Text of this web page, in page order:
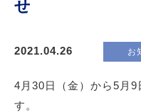
せ
2021.04.26 お
4月30日（金）から5月9
す。